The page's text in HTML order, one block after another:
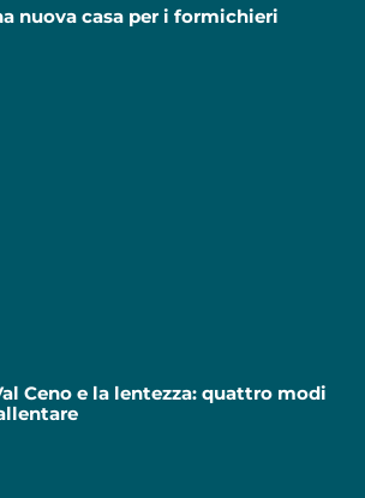
nuova casa per i formichieri
Ceno e la lentezza: quattro modi